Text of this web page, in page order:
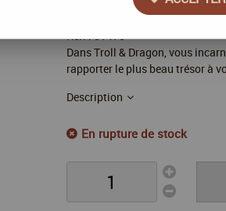
Réf. :51475
Dans Troll & Dragon, vous
rapporter le plus beau trésor à
Description
En rupture de stock